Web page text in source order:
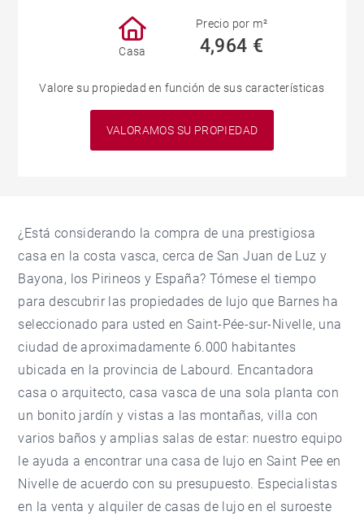
Casa
Precio por m²
4,964 €
Valore su propiedad en función de sus características
VALORAMOS SU PROPIEDAD
¿Está considerando la compra de una prestigiosa
casa en la costa vasca, cerca de San Juan de Luz y
Bayona, los Pirineos y España? Tómese el tiempo
para descubrir las propiedades de lujo que Barnes ha
seleccionado para usted en Saint-Pée-sur-Nivelle, una
ciudad de aproximadamente 6.000 habitantes
ubicada en la provincia de Labourd. Encantadora
casa o arquitecto, casa vasca de una sola planta con
un bonito jardín y vistas a las montañas, villa con
varios baños y amplias salas de estar: nuestro equipo
le ayuda a encontrar una casa de lujo en Saint Pee en
Nivelle de acuerdo con su presupuesto. Especialistas
en la venta y alquiler de casas de lujo en el suroeste